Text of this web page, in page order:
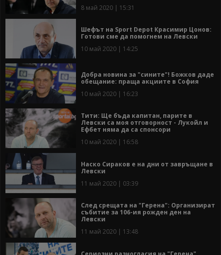
8 май 2020 | 15:31
Шефът на Sport Depot Красимир Цонов:
Готови сме да помогнем на Левски
10 май 2020 | 14:25
Добра новина за "сините"! Божков даде
обещание: праща акциите в София
10 май 2020 | 16:23
Тити: Ще бъда капитан, парите в
Левски са моя отговорност - Лукойл и
Ефбет няма да са спонсори
10 май 2020 | 16:58
Наско Сираков е на дни от завръщане в
Левски
11 май 2020 | 03:39
След срещата на "Герена": Организират
събитие за 106-ия рожден ден на
Левски
11 май 2020 | 13:48